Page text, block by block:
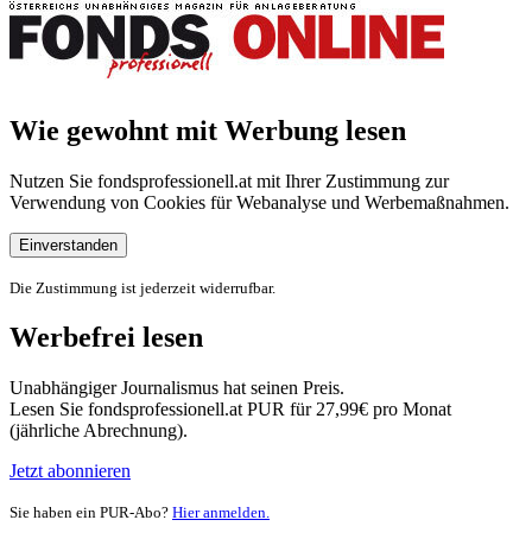
Wie gewohnt mit Werbung lesen
Nutzen Sie fondsprofessionell.at mit Ihrer Zustimmung zur
Verwendung von Cookies für Webanalyse und Werbemaßnahmen.
Einverstanden
Die Zustimmung ist jederzeit widerrufbar.
Werbefrei lesen
Unabhängiger Journalismus hat seinen Preis.
Lesen Sie fondsprofessionell.at PUR für 27,99€ pro Monat
(jährliche Abrechnung).
Jetzt abonnieren
Sie haben ein PUR-Abo? Hier anmelden.